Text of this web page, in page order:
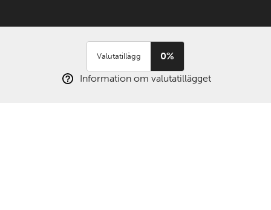
Valutatillägg
0%
Information om valutatillägget